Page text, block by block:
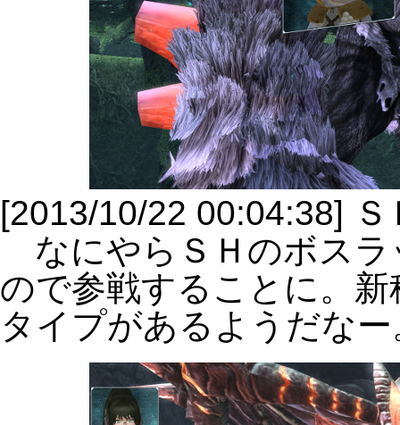
[2013/10/22 00:04:38]
なにやらＳＨのボスラ
ので参戦することに。
タイプがあるようだなー